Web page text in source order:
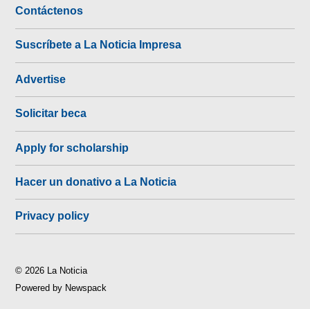
Contáctenos
Suscríbete a La Noticia Impresa
Advertise
Solicitar beca
Apply for scholarship
Hacer un donativo a La Noticia
Privacy policy
© 2026 La Noticia
Powered by Newspack